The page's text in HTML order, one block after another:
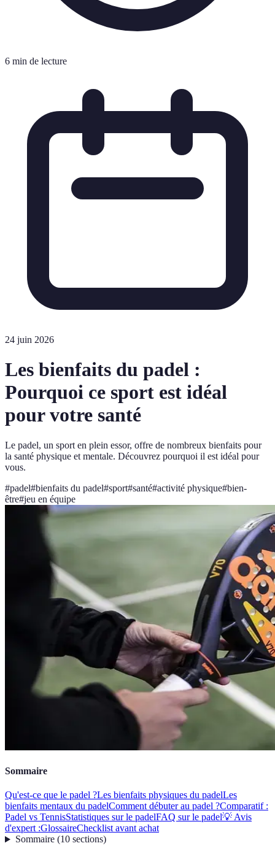
6 min de lecture
24 juin 2026
Les bienfaits du padel :
Pourquoi ce sport est idéal
pour votre santé
Le padel, un sport en plein essor, offre de nombreux bienfaits pour
la santé physique et mentale. Découvrez pourquoi il est idéal pour
vous.
#padel#bienfaits du padel#sport#santé#activité physique#bien-
être#jeu en équipe
Sommaire
Qu'est-ce que le padel ?Les bienfaits physiques du padelLes
bienfaits mentaux du padelComment débuter au padel ?Comparatif :
Padel vs TennisStatistiques sur le padelFAQ sur le padel💡 Avis
d'expert :GlossaireChecklist avant achat
Sommaire(10 sections)